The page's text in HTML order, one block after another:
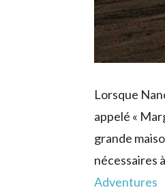
Lorsque
appelé «
grande
nécessaires
Adventures